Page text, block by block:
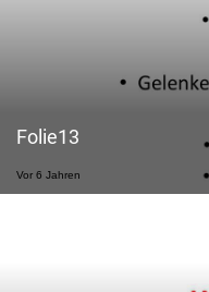
Folie13
Vor 6 Jahren